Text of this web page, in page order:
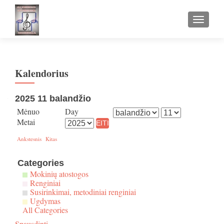
Kalendorius
2025 11 balandžio
Mėnuo
Day
Metai
Ankstesnis Kitas
Categories
Mokinių atostogos
Renginiai
Susirinkimai, metodiniai renginiai
Ugdymas
All Categories